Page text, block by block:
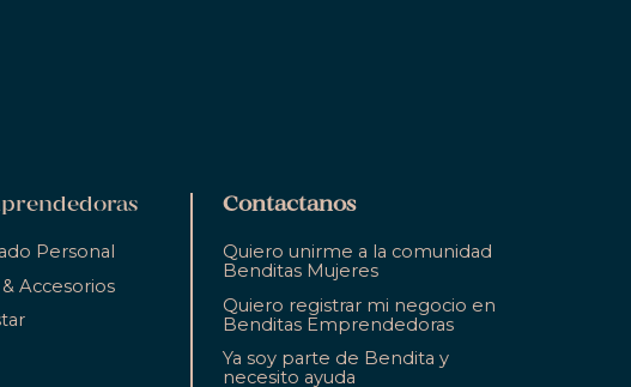
Personal
Accesorios
Contactanos
Quiero unirme a la comunidad
Benditas Mujeres
Quiero registrar mi negocio en
Benditas Emprendedoras
Ya soy parte de Bendita y
necesito ayuda